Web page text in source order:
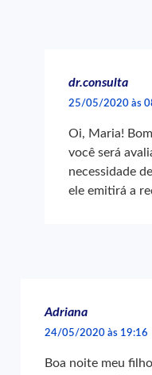
dr.consulta
25/05/2020 às
Oi, Maria!
você será
necessidade
ele emitirá a
Adriana
24/05/2020 às 19:16
Boa noite meu